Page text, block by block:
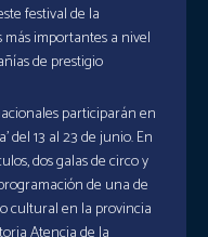
festival de la
importantes a nivel
de prestigio
participarán en
del 13 al 23 de junio. En
dos galas de circo y
de una de
cultural en la provincia